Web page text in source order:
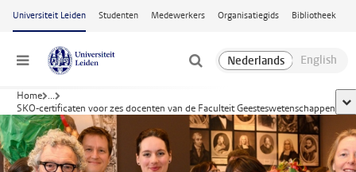
Ga naar hoofdinhoud
Universiteit Leiden Studenten Medewerkers Organisatiegids Bibliotheek
Menu
Home ...
SKO-certificaten voor zes docenten van de Faculteit Geesteswetenschappen